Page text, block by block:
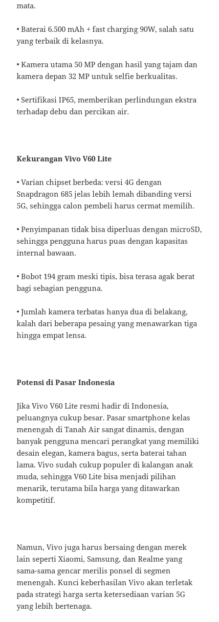
mata.
• Baterai 6.500 mAh + fast charging 90W, salah satu
yang terbaik di kelasnya.
• Kamera utama 50 MP dengan hasil yang tajam dan
kamera depan 32 MP untuk selfie berkualitas.
• Sertifikasi IP65, memberikan perlindungan ekstra
terhadap debu dan percikan air.
Kekurangan Vivo V60 Lite
• Varian chipset berbeda: versi 4G dengan
Snapdragon 685 jelas lebih lemah dibanding versi
5G, sehingga calon pembeli harus cermat memilih.
• Penyimpanan tidak bisa diperluas dengan microSD,
sehingga pengguna harus puas dengan kapasitas
internal bawaan.
• Bobot 194 gram meski tipis, bisa terasa agak berat
bagi sebagian pengguna.
• Jumlah kamera terbatas hanya dua di belakang,
kalah dari beberapa pesaing yang menawarkan tiga
hingga empat lensa.
Potensi di Pasar Indonesia
Jika Vivo V60 Lite resmi hadir di Indonesia,
peluangnya cukup besar. Pasar smartphone kelas
menengah di Tanah Air sangat dinamis, dengan
banyak pengguna mencari perangkat yang memiliki
desain elegan, kamera bagus, serta baterai tahan
lama. Vivo sudah cukup populer di kalangan anak
muda, sehingga V60 Lite bisa menjadi pilihan
menarik, terutama bila harga yang ditawarkan
kompetitif.
Namun, Vivo juga harus bersaing dengan merek
lain seperti Xiaomi, Samsung, dan Realme yang
sama-sama gencar merilis ponsel di segmen
menengah. Kunci keberhasilan Vivo akan terletak
pada strategi harga serta ketersediaan varian 5G
yang lebih bertenaga.